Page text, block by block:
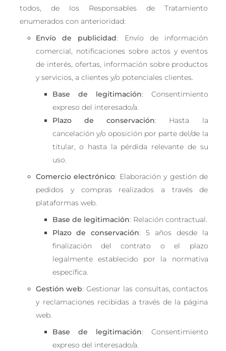
todos, de los Responsables de Tratamiento
enumerados con anterioridad:
Envío de publicidad: Envío de información
comercial, notificaciones sobre actos y eventos
de interés, ofertas, información sobre productos
y servicios, a clientes y/o potenciales clientes.
Base de legitimación: Consentimiento
expreso del interesado/a.
Plazo de conservación: Hasta la
cancelación y/o oposición por parte del/de la
titular, o hasta la pérdida relevante de su
uso.
Comercio electrónico: Elaboración y gestión de
pedidos y compras realizados a través de
plataformas web.
Base de legitimación: Relación contractual.
Plazo de conservación: 5 años desde la
finalización del contrato o el plazo
legalmente establecido por la normativa
específica.
Gestión web: Gestionar las consultas, contactos
y reclamaciones recibidas a través de la página
web.
Base de legitimación: Consentimiento
expreso del interesado/a.